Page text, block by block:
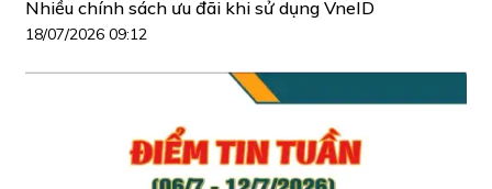
Nhiều chính sách ưu đãi khi sử dụng VneID
18/07/2026 09:12